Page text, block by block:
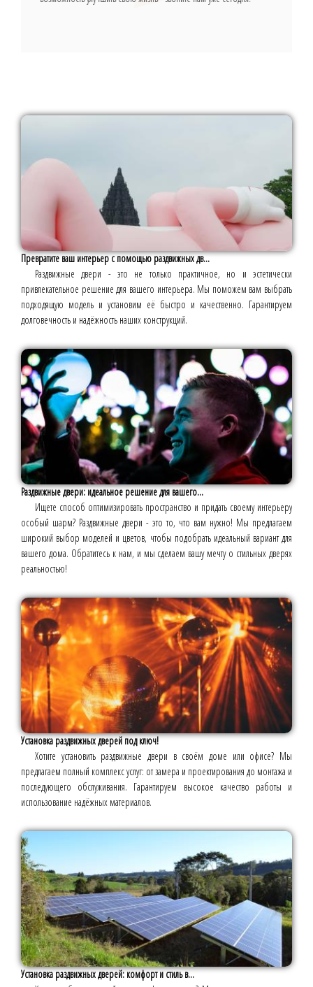
Превратите ваш интерьер с помощью раздвижных дв...
Раздвижные двери - это не только практичное, но и эстетически
привлекательное решение для вашего интерьера. Мы поможем вам выбрать
подходящую модель и установим её быстро и качественно. Гарантируем
долговечность и надёжность наших конструкций.
Раздвижные двери: идеальное решение для вашего...
Ищете способ оптимизировать пространство и придать своему интерьеру
особый шарм? Раздвижные двери - это то, что вам нужно! Мы предлагаем
широкий выбор моделей и цветов, чтобы подобрать идеальный вариант для
вашего дома. Обратитесь к нам, и мы сделаем вашу мечту о стильных дверях
реальностью!
Установка раздвижных дверей под ключ!
Хотите установить раздвижные двери в своём доме или офисе? Мы
предлагаем полный комплекс услуг: от замера и проектирования до монтажа и
последующего обслуживания. Гарантируем высокое качество работы и
использование надёжных материалов.
Установка раздвижных дверей: комфорт и стиль в...